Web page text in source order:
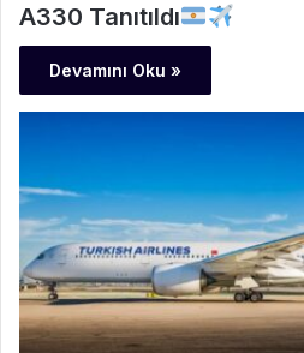
A330 Tanıtıldı
Devamını Oku »